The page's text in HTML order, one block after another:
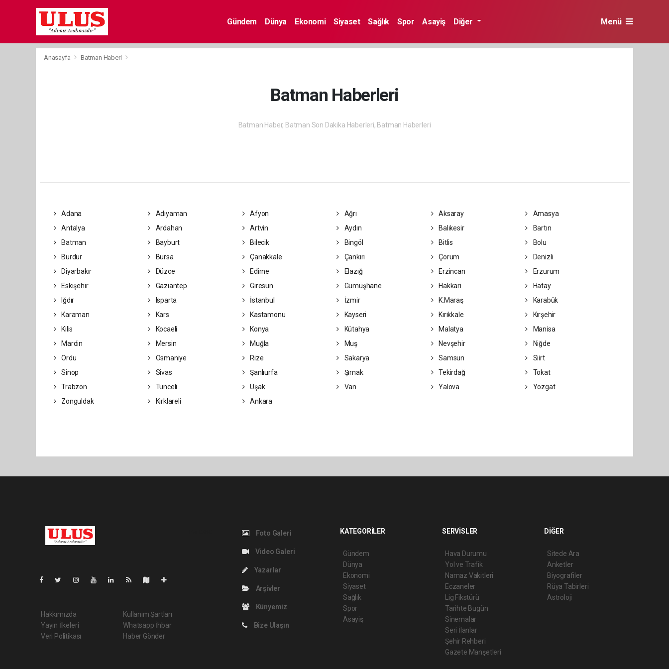
Gündem Dünya Ekonomi Siyaset Sağlık Spor Asayiş Diğer Menü
Anasayfa Batman Haberi
Batman Haberleri
Batman Haber, Batman Son Dakika Haberleri, Batman Haberleri
Adana Adıyaman Afyon Ağrı Aksaray
Amasya
Antalya
Ardahan Artvin Aydın Balıkesir
Bartın
Batman
Bayburt Bilecik Bingöl Bitlis
Bolu
Burdur
Bursa Çanakkale Çankırı Çorum
Denizli
Diyarbakır
Düzce Edirne Elazığ Erzincan
Erzurum
Eskişehir
Gaziantep Giresun Gümüşhane Hakkari
Hatay
Iğdır
Isparta İstanbul İzmir K.Maraş
Karabük
Karaman
Kars Kastamonu Kayseri Kırıkkale
Kırşehir
Kilis
Kocaeli Konya Kütahya Malatya
Manisa
Mardin
Mersin Muğla Muş Nevşehir
Niğde
Ordu
Osmaniye Rize Sakarya Samsun
Siirt
Sinop
Sivas Şanlıurfa Şırnak Tekirdağ
Tokat
Trabzon
Tunceli Uşak Van Yalova
Yozgat
Zonguldak
Kırklareli Ankara
Hakkımızda
Yayın İlkeleri
Veri Politikası
Kullanım Şartları
Whatsapp İhbar
Haber Gönder
Foto Galeri
Video Galeri
Yazarlar
Arşivler
Künyemiz
Bize Ulaşın
KATEGORİLER
Gündem
Dünya
Ekonomi
Siyaset
Sağlık
Spor
Asayiş
SERVİSLER
Hava Durumu
Yol ve Trafik
Namaz Vakitleri
Eczaneler
Lig Fikstürü
Tarihte Bugün
Sinemalar
Seri İlanlar
Şehir Rehberi
Gazete Manşetleri
DİĞER
Sitede Ara
Anketler
Biyografiler
Rüya Tabirleri
Astroloji